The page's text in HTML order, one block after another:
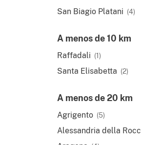
San Biagio Platani (4)
A menos de 10 km
Raffadali (1)
Santa Elisabetta (2)
A menos de 20 km
Agrigento (5)
Alessandria della